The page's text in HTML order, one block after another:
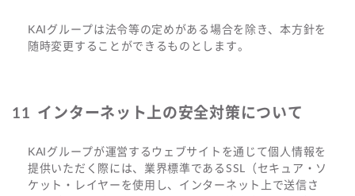
KAIグループは法令等の定めがある場合を除き、本方針を
随時変更することができるものとします。
インターネット上の安全対策について
KAIグループが運営するウェブサイトを通じて個人情報を
提供いただく際には、業界標準であるSSL（セキュア・ソ
ケット・レイヤーを使用し、インターネット上で送信さ